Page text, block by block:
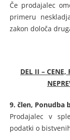
Če prodajalec
primeru
zakon določa
DEL II – CENE,
9. člen, Ponudba
Prodajalec v
podatki o